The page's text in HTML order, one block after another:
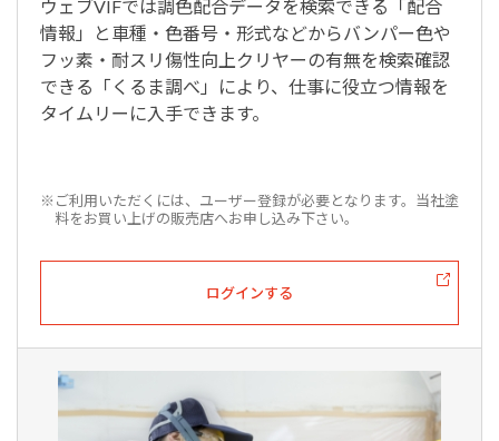
ウェブVIFでは調色配合データを検索できる「配合
情報」と車種・色番号・形式などからバンパー色や
フッ素・耐スリ傷性向上クリヤーの有無を検索確認
できる「くるま調べ」により、仕事に役立つ情報を
タイムリーに入手できます。
※ご利用いただくには、ユーザー登録が必要となります。当社塗
料をお買い上げの販売店へお申し込み下さい。
ログインする